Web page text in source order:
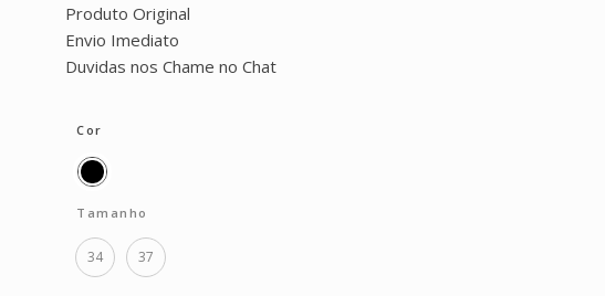
Produto Original
Envio Imediato
Duvidas nos Chame no Chat
Cor
Tamanho
34 37